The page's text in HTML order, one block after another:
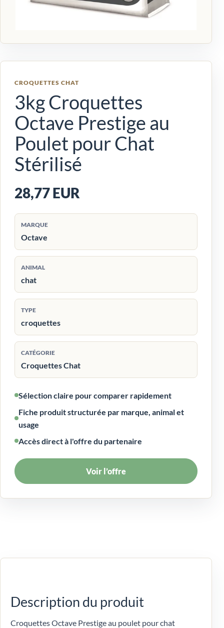
CROQUETTES CHAT
3kg Croquettes
Octave Prestige au
Poulet pour Chat
Stérilisé
28,77 EUR
MARQUE
Octave
ANIMAL
chat
TYPE
croquettes
CATÉGORIE
Croquettes Chat
Sélection claire pour comparer rapidement
Fiche produit structurée par marque, animal et
usage
Accès direct à l'offre du partenaire
Voir l’offre
Description du produit
Croquettes Octave Prestige au poulet pour chat